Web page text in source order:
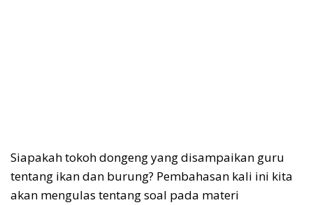
Siapakah tokoh dongeng yang disampaikan guru
tentang ikan dan burung? Pembahasan kali ini kita
akan mengulas tentang soal pada materi